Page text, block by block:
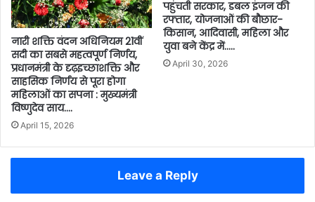
नारी शक्ति वंदन अधिनियम 21वीं
सदी का सबसे महत्वपूर्ण निर्णय,
प्रधानमंत्री के दृढ़इच्छाशक्ति और
साहसिक निर्णय से पूरा होगा
महिलाओं का सपना : मुख्यमंत्री
विष्णुदेव साय….
April 15, 2026
पहुंचती सरकार, डबल इंजन की
रफ्तार, योजनाओं की बौछार-
किसान, आदिवासी, महिला और
युवा बने केंद्र में…..
April 30, 2026
Leave a Reply